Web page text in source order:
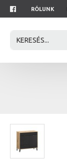
RÓLUNK